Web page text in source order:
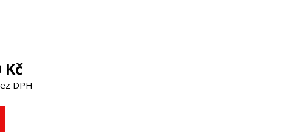
Kč
DPH